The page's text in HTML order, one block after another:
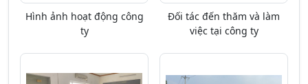
Hình ảnh hoạt động công
ty
Đối tác đến thăm và làm
việc tại công ty